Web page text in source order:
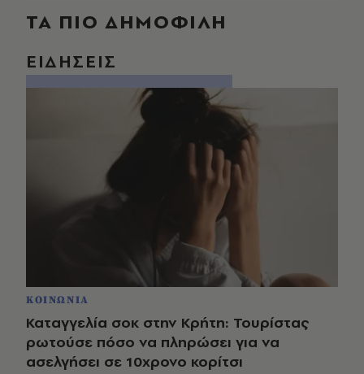
ΤΑ ΠΙΟ ΔΗΜΟΦΙΛΗ
ΕΙΔΗΣΕΙΣ
ΚΟΙΝΩΝΙΑ
Καταγγελία σοκ στην Κρήτη: Τουρίστας
ρωτούσε πόσο να πληρώσει για να
ασελγήσει σε 10χρονο κορίτσι